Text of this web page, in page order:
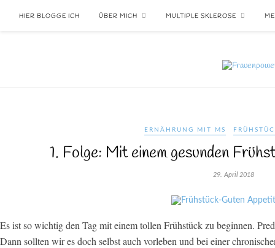
HIER BLOGGE ICH ÜBER MICH MULTIPLE SKLEROSE
ERNÄHRUNG MIT MS
1. Folge: Mit einem gesunden
29. April 2018
Es ist so wichtig den Tag mit einem tollen Frühstück zu beginnen.
Dann sollten wir es doch selbst auch vorleben und bei einer